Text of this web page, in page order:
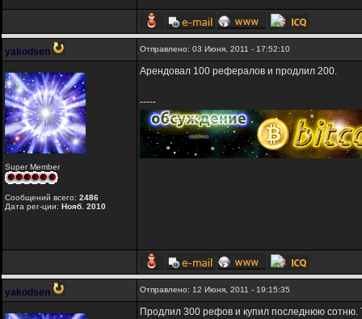
yakodsen Отправлено: 03 Июня, 2011 - 17:52:10
Super Member
Сообщений всего: 2486
Дата рег-ции: Нояб. 2010
Арендовал 100 рефералов и продлил 200.
-----
yakodsen Отправлено: 12 Июня, 2011 - 19:15:35
Продлил 300 рефов и купил последнюю